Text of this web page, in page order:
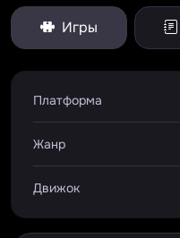
Игры
Платформа
Жанр
Движок